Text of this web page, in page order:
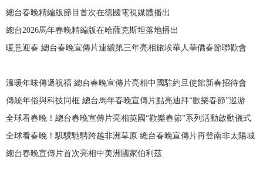
總台春晚精編版節目首次在德國電視媒體播出
總台2026馬年春晚精編版在哈薩克斯坦落地播出
暖意迎春 總台春晚宣傳片連續第三年亮相旅埃華人華僑春節聯歡會
溫暖年味傳遞祝福 總台春晚宣傳片亮相中國駐約旦使館新春招待會
傳統年俗與科技同框 總台馬年春晚宣傳片點亮迪拜“歡樂春節”巡游
全球看春晚！總台春晚宣傳片亮相英國“歡樂春節”系列活動啟動儀式
全球看春晚！騏驥馳騁跨越非洲草原 總台春晚宣傳片再登南非太陽城
總台春晚宣傳片首次亮相中美洲國家伯利茲